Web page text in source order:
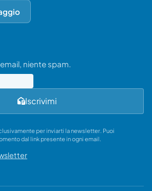
niente spam.
Iscrivimi
per inviarti la newsletter. Puoi
dal link presente in ogni email.